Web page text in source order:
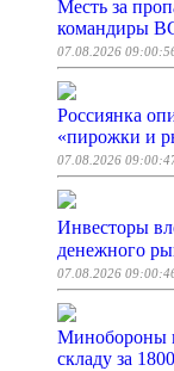
Месть за
командиры
07.08.2026
Россиянка
«пирожки и
07.08.2026
Инвесторы
денежного
07.08.2026
Минобороны
складу за